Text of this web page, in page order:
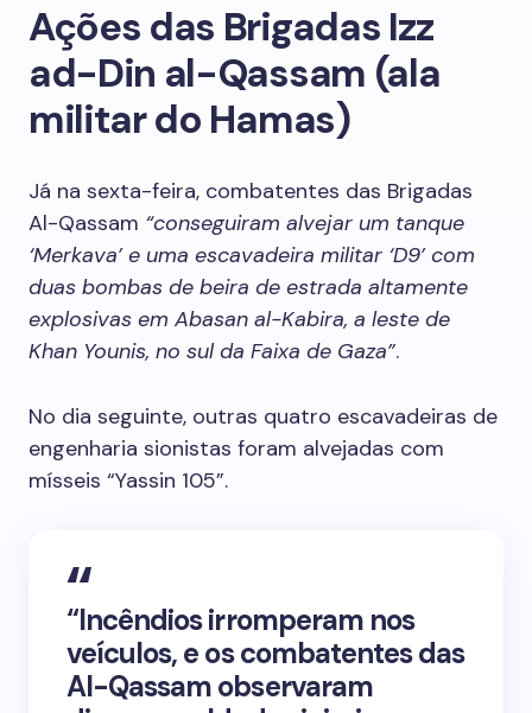
Ações das Brigadas Izz
ad-Din al-Qassam (ala
militar do Hamas)
Já na sexta-feira, combatentes das Brigadas
Al-Qassam “conseguiram alvejar um tanque
‘Merkava’ e uma escavadeira militar ‘D9’ com
duas bombas de beira de estrada altamente
explosivas em Abasan al-Kabira, a leste de
Khan Younis, no sul da Faixa de Gaza”.
No dia seguinte, outras quatro escavadeiras de
engenharia sionistas foram alvejadas com
mísseis “Yassin 105”.
“Incêndios irromperam nos
veículos, e os combatentes das
Al-Qassam observaram